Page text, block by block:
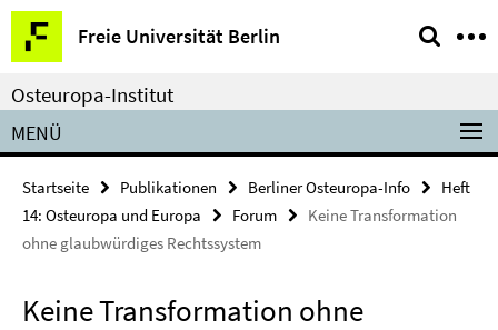
Springe
direkt
zu
Inhalt
Freie Universität Berlin
Service-
Navigation
Osteuropa-Institut
MENÜ
Startseite Publikationen Berliner Osteuropa-Info
Heft
14: Osteuropa und Europa
Forum
Keine Transformation
ohne glaubwürdiges Rechtssystem
Keine Transformation ohne